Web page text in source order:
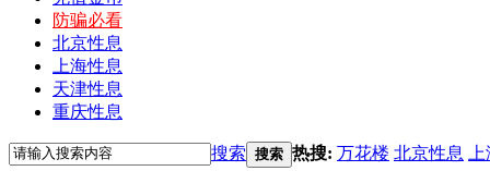
防骗必看
北京性息
上海性息
天津性息
重庆性息
搜索 搜索 热搜: 万花楼 北京性息